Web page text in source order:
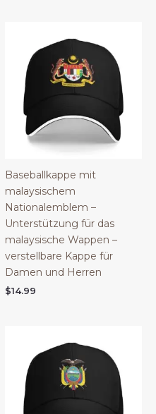
Baseballkappe mit
malaysischem
Nationalemblem –
Unterstützung für das
malaysische Wappen –
verstellbare Kappe für
Damen und Herren
$14.99